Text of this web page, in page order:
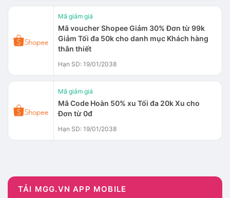
Mã giảm giá
Mã voucher Shopee Giảm 30% Đơn từ 99k
Giảm Tối đa 50k cho danh mục Khách hàng
thân thiết
Hạn SD: 19/01/2038
Mã giảm giá
Mã Code Hoàn 50% xu Tối đa 20k Xu cho
Đơn từ 0đ
Hạn SD: 19/01/2038
TẢI MGG.VN APP MOBILE